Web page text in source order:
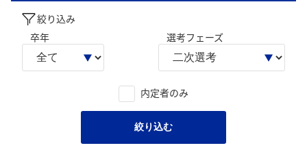
絞り込み
卒年
選考フェーズ
内定者のみ
絞り込む